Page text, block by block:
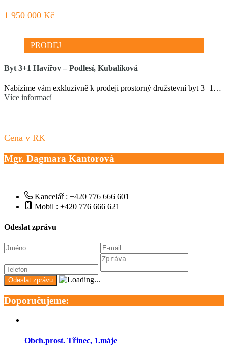
1 950 000 Kč
PRODEJ
Byt 3+1 Havířov – Podlesí, Kubaliková
Nabízíme vám exkluzivně k prodeji prostorný družstevní byt 3+1…
Více informací
Cena v RK
Mgr. Dagmara Kantorová
Kancelář : +420 776 666 601
Mobil : +420 776 666 621
Odeslat zprávu
Doporučujeme:
Obch.prost. Třinec, 1.máje